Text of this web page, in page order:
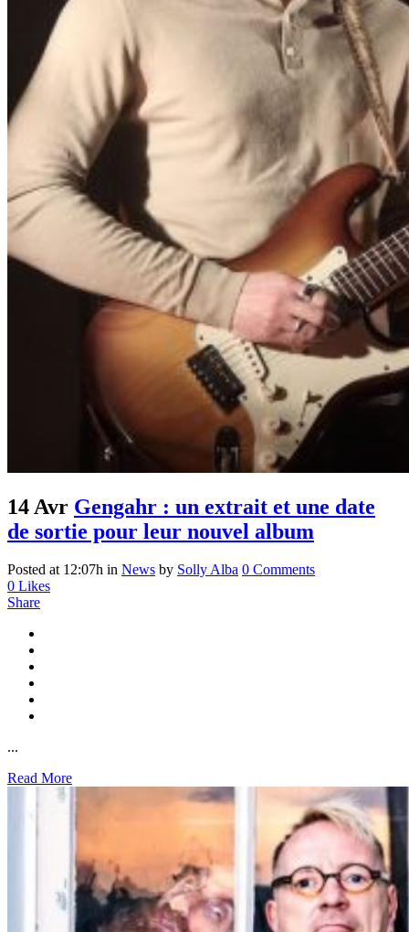
14 Avr Gengahr : un extrait et une date
de sortie pour leur nouvel album
Posted at 12:07h in News by Solly Alba 0 Comments
0 Likes
Share
...
Read More